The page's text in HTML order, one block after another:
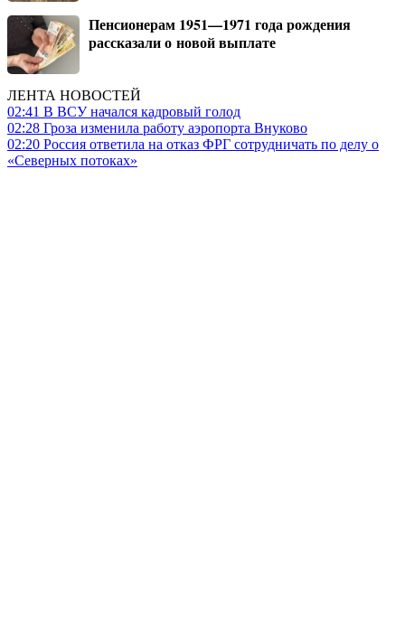
Пенсионерам 1951—1971 года рождения
рассказали о новой выплате
ЛЕНТА НОВОСТЕЙ
02:41 В ВСУ начался кадровый голод
02:28 Гроза изменила работу аэропорта Внуково
02:20 Россия ответила на отказ ФРГ сотрудничать по делу о
«Северных потоках»